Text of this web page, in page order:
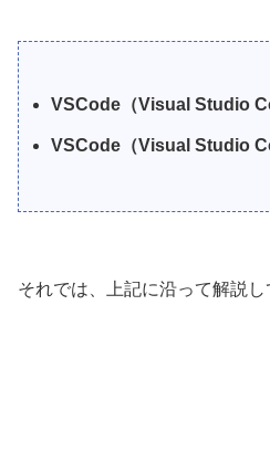
VSCode（Visual Studio
VSCode（Visual Studio
それでは、上記に沿って解説し